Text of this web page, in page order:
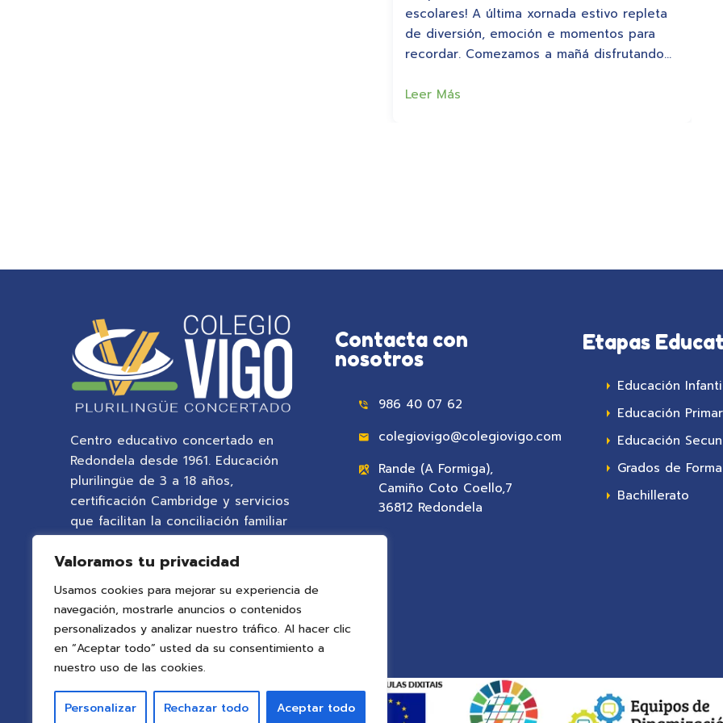
Valoramos tu privacidad
Usamos cookies para mejorar su experiencia de
navegación, mostrarle anuncios o contenidos
personalizados y analizar nuestro tráfico. Al hacer clic
en “Aceptar todo” usted da su consentimiento a
nuestro uso de las cookies.
Personalizar Rechazar todo Aceptar todo
escolares! A última xornada estivo repleta
de diversión, emoción e momentos para
recordar. Comezamos a mañá disfrutando…
Leer Más
Centro educativo concertado en
Redondela desde 1961. Educación
plurilingüe de 3 a 18 años,
certificación Cambridge y servicios
que facilitan la conciliación familiar
Contacta con
nosotros
986 40 07 62
colegiovigo@colegiovigo.com
Rande (A Formiga),
Camiño Coto Coello,7
36812 Redondela
Etapas
Educación
Educación
Educación
Grados de
Bachillerato